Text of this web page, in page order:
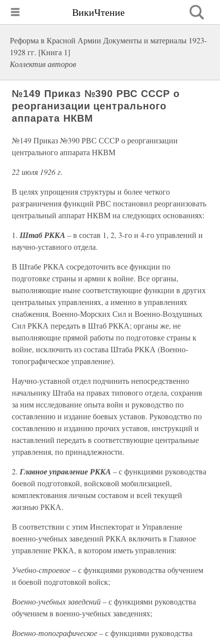
ВикиЧтение
Реформа в Красной Армии Документы и материалы 1923-
1928 гг. [Книга 1]
Коллектив авторов
№149 Приказ №390 РВС СССР о
реорганизации центрального
аппарата НКВМ
№149 Приказ №390 РВС СССР о реорганизации
центрального аппарата НКВМ
22 июля 1926 г.
В целях упрощения структуры и более четкого
разграничения функций РВС постановил реорганизовать
центральный аппарат НКВМ на следующих основаниях:
1. Штаб РККА – в состав 1, 2, 3-го и 4-го управлений и
научно-уставного отдела.
В Штабе РККА сосредоточить все функции по
подготовке страны и армии к войне. Все органы,
выполняющие ныне соответствующие функции в других
центральных управлениях, а именно в управлениях
снабжения, Военно-Морских Сил и Военно-Воздушных
Сил РККА передать в Штаб РККА; органы же, не
выполняющие прямой работы по подготовке страны к
войне, исключить из состава Штаба РККА (Военно-
топографическое управление).
Научно-уставной отдел подчинить непосредственно
начальнику Штаба на правах типового отдела, сохранив
за ним исследование опыта войн и руководство по
составлению и издание боевых уставов. Руководство по
составлению и изданию прочих уставов, инструкций и
наставлений передать в соответствующие центральные
управления, по принадлежности.
2. Главное управление РККА – с функциями руководства
боевой подготовкой, войсковой мобилизацией,
комплектования личным составом и всей текущей
жизнью РККА.
В соответствии с этим Инспекторат и Управление
военно-учебных заведений РККА включить в Главное
управление РККА, в котором иметь управления:
Учебно-строевое– с функциями руководства обучением
и боевой подготовкой войск;
Военно-учебных заведений– с функциями руководства
обучением в военно-учебных заведениях;
Военно-топографическое– с функциями руководства